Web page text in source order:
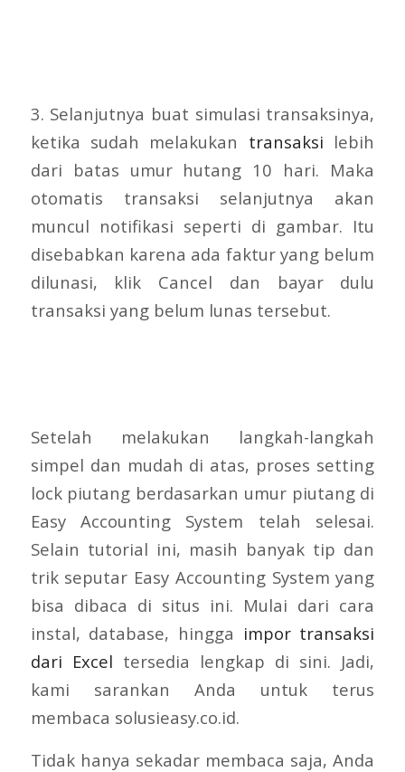
3. Selanjutnya buat simulasi transaksinya,
ketika sudah melakukan transaksi lebih
dari batas umur hutang 10 hari. Maka
otomatis transaksi selanjutnya akan
muncul notifikasi seperti di gambar. Itu
disebabkan karena ada faktur yang belum
dilunasi, klik Cancel dan bayar dulu
transaksi yang belum lunas tersebut.
Setelah melakukan langkah-langkah
simpel dan mudah di atas, proses setting
lock piutang berdasarkan umur piutang di
Easy Accounting System telah selesai.
Selain tutorial ini, masih banyak tip dan
trik seputar Easy Accounting System yang
bisa dibaca di situs ini. Mulai dari cara
instal, database, hingga impor transaksi
dari Excel tersedia lengkap di sini. Jadi,
kami sarankan Anda untuk terus
membaca solusieasy.co.id.
Tidak hanya sekadar membaca saja, Anda